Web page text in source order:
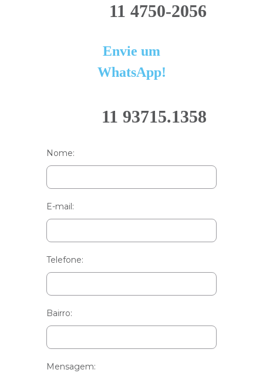
11 4750-2056
Envie um
WhatsApp!
11 93715.1358
Nome:
E-mail:
Telefone:
Bairro:
Mensagem: